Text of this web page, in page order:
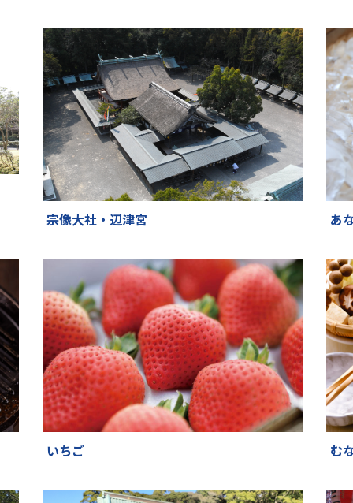
宗像大社・辺津宮 あ
いちご む